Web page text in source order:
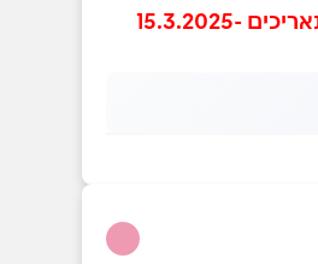
בכל קניית יין ביקב שילה תקבלו סיור מודרך וטעימת יין חינם לזמן מוגבל בין התאריכים 15.3.2025-